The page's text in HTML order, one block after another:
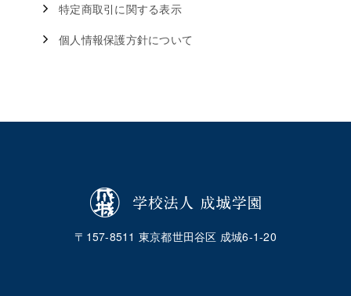
特定商取引に関する表示
個人情報保護方針について
〒157-8511 東京都世田谷区 成城6-1-20